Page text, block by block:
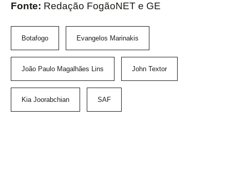
Fonte: Redação FogãoNET e GE
Botafogo Evangelos Marinakis
João Paulo Magalhães Lins John Textor
Kia Joorabchian SAF